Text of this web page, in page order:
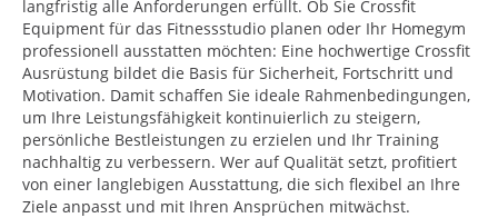
langfristig alle Anforderungen erfüllt. Ob Sie Crossfit
Equipment für das Fitnessstudio planen oder Ihr Homegym
professionell ausstatten möchten: Eine hochwertige Crossfit
Ausrüstung bildet die Basis für Sicherheit, Fortschritt und
Motivation. Damit schaffen Sie ideale Rahmenbedingungen,
um Ihre Leistungsfähigkeit kontinuierlich zu steigern,
persönliche Bestleistungen zu erzielen und Ihr Training
nachhaltig zu verbessern. Wer auf Qualität setzt, profitiert
von einer langlebigen Ausstattung, die sich flexibel an Ihre
Ziele anpasst und mit Ihren Ansprüchen mitwächst.